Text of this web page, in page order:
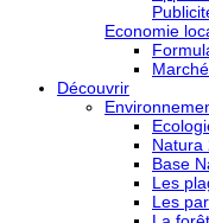
Economie
Découvrir
Natura
Base
Les
Les